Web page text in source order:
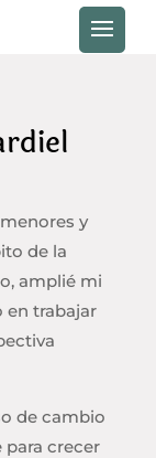
y
de la
amplié mi
en trabajar
de cambio
crecer